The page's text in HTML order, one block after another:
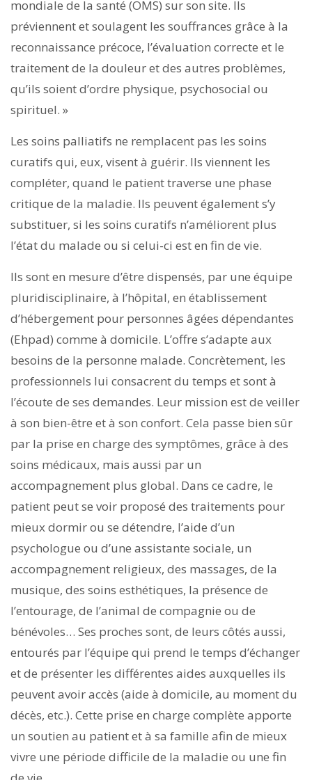
mondiale de la santé (OMS) sur son site. Ils
préviennent et soulagent les souffrances grâce à la
reconnaissance précoce, l’évaluation correcte et le
traitement de la douleur et des autres problèmes,
qu’ils soient d’ordre physique, psychosocial ou
spirituel. »
Les soins palliatifs ne remplacent pas les soins
curatifs qui, eux, visent à guérir. Ils viennent les
compléter, quand le patient traverse une phase
critique de la maladie. Ils peuvent également s’y
substituer, si les soins curatifs n’améliorent plus
l’état du malade ou si celui-ci est en fin de vie.
Ils sont en mesure d’être dispensés, par une équipe
pluridis­ciplinaire, à l’hôpital, en établissement
d’hébergement pour personnes âgées dépendantes
(Ehpad) comme à domicile. L’offre s’adapte aux
besoins de la personne malade. Concrètement, les
professionnels lui consacrent du temps et sont à
l’écoute de ses demandes. Leur mission est de veiller
à son bien-être et à son confort. Cela passe bien sûr
par la prise en charge des symptômes, grâce à des
soins médicaux, mais aussi par un
accompagnement plus global. Dans ce cadre, le
patient peut se voir proposé des traitements pour
mieux dormir ou se détendre, l’aide d’un
psychologue ou d’une assistante sociale, un
accompagnement religieux, des massages, de la
musique, des soins esthétiques, la présence de
l’entourage, de l’animal de compagnie ou de
bénévoles… Ses proches sont, de leurs côtés aussi,
entourés par l’équipe qui prend le temps d’échanger
et de présenter les différentes aides auxquelles ils
peuvent avoir accès (aide à domi­cile, au moment du
décès, etc.). Cette prise en charge complète apporte
un soutien au patient et à sa famille afin de mieux
vivre une période difficile de la maladie ou une fin